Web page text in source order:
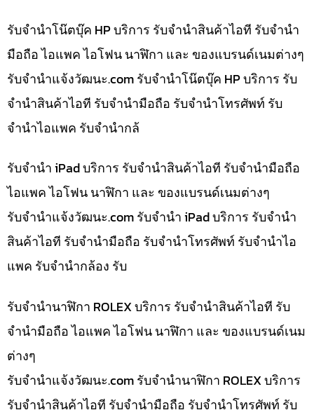
รับจำนำโน๊ตบุ๊ค HP บริการ รับจำนำสินค้าไอที รับจำนำ
มือถือ ไอแพค ไอโฟน นาฬิกา และ ของแบรนด์เนมต่างๆ
รับจํานําแจ้งวัฒนะ.com รับจำนำโน๊ตบุ๊ค HP บริการ รับ
จำนำสินค้าไอที รับจำนำมือถือ รับจำนำโทรศัพท์ รับ
จำนำไอแพค รับจำนำกล้
รับจำนำ iPad บริการ รับจำนำสินค้าไอที รับจำนำมือถือ
ไอแพค ไอโฟน นาฬิกา และ ของแบรนด์เนมต่างๆ
รับจํานําแจ้งวัฒนะ.com รับจำนำ iPad บริการ รับจำนำ
สินค้าไอที รับจำนำมือถือ รับจำนำโทรศัพท์ รับจำนำไอ
แพค รับจำนำกล้อง รับ
รับจำนำนาฬิกา ROLEX บริการ รับจำนำสินค้าไอที รับ
จำนำมือถือ ไอแพค ไอโฟน นาฬิกา และ ของแบรนด์เนม
ต่างๆ
รับจํานําแจ้งวัฒนะ.com รับจำนำนาฬิกา ROLEX บริการ
รับจำนำสินค้าไอที รับจำนำมือถือ รับจำนำโทรศัพท์ รับ